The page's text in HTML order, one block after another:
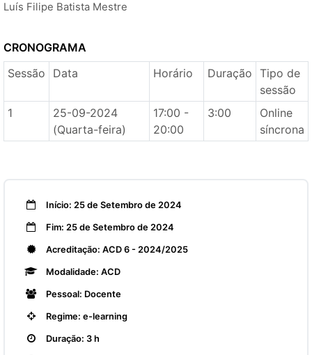
Luís Filipe Batista Mestre
CRONOGRAMA
Sessão
Data Horário Duração Tipo de
sessão
1
25-09-2024
(Quarta-feira)
17:00 -
20:00
3:00
Online
síncrona
Início: 25 de Setembro de 2024
Fim: 25 de Setembro de 2024
Acreditação: ACD 6 - 2024/2025
Modalidade: ACD
Pessoal: Docente
Regime: e-learning
Duração: 3 h